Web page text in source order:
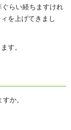
らい経ちますけれ
を上げてきまし
す。
か。